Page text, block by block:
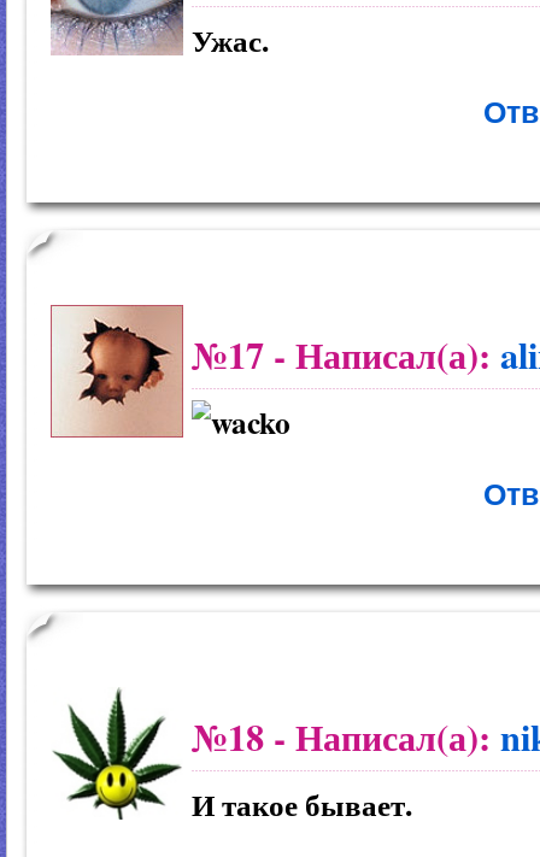
Ужас.
№17 - Написал(а):
№18 - Написал(а):
И такое бывает.